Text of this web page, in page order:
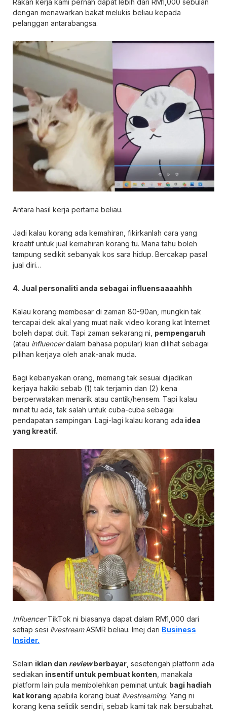
Rakan kerja kami pernah dapat lebih dari RM1,000 sebulan
dengan menawarkan bakat melukis beliau kepada
pelanggan antarabangsa.
Antara hasil kerja pertama beliau.
Jadi kalau korang ada kemahiran, fikirkanlah cara yang
kreatif untuk jual kemahiran korang tu. Mana tahu boleh
tampung sedikit sebanyak kos sara hidup. Bercakap pasal
jual diri…
4. Jual personaliti anda sebagai influensaaaahhh
Kalau korang membesar di zaman 80-90an, mungkin tak
tercapai dek akal yang muat naik video korang kat Internet
boleh dapat duit. Tapi zaman sekarang ni, pempengaruh
(atau influencerdalam bahasa popular) kian dilihat sebagai
pilihan kerjaya oleh anak-anak muda.
Bagi kebanyakan orang, memang tak sesuai dijadikan
kerjaya hakiki sebab (1) tak terjamin dan (2) kena
berperwatakan menarik atau cantik/hensem. Tapi kalau
minat tu ada, tak salah untuk cuba-cuba sebagai
pendapatan sampingan. Lagi-lagi kalau korang ada idea
yang kreatif.
InfluencerTikTok ni biasanya dapat dalam RM1,000 dari
setiap sesi livestreamASMR beliau. Imej dari Business
Insider.
Selain iklan dan reviewberbayar , sesetengah platform ada
sediakan insentif untuk pembuat konten , manakala
platform lain pula membolehkan peminat untuk bagi hadiah
kat korang apabila korang buat livestreaming. Yang ni
korang kena selidik sendiri, sebab kami tak nak bersubahat.